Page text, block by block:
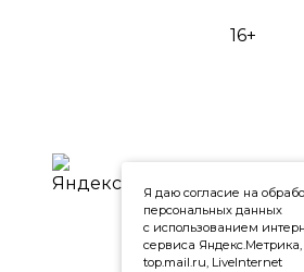
16+
Я даю согласие на
персональных данных
с использованием
сервиса Яндекс.Метрика,
top.mail.ru, LiveInternet